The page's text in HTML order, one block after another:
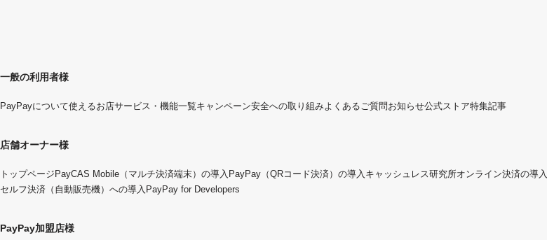
一般の利用者様
PayPayについて使えるお店サービス・機能一覧キャンペーン安全への取り組みよくあるご質問お知らせ公式ストア特集記事
店舗オーナー様
トップページ PayCAS Mobile（マルチ決済端末）の導入 PayPay（QRコード決済）の導入 キャッシュレス研究所オンライン決済の導入
セルフ決済（自動販売機）への導入 PayPay for Developers
PayPay加盟店様